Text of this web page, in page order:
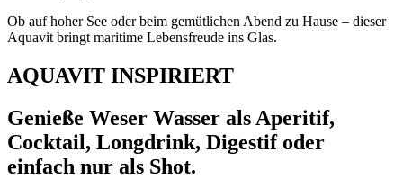
Ob auf hoher See oder beim gemütlichen Abend zu Hause – dieser
Aquavit bringt maritime Lebensfreude ins Glas.
AQUAVIT INSPIRIERT
Genieße Weser Wasser als Aperitif,
Cocktail, Longdrink, Digestif oder
einfach nur als Shot.